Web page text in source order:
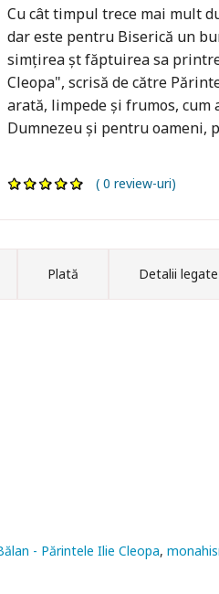
Cu cât timpul trece mai mult
dar este pentru Biserică un
simţirea şt făptuirea sa
Cleopa", scrisă de către
arată, limpede şi frumos,
Dumnezeu şi pentru oameni,
( 0 review-uri)
Plată Detalii
- Părintele Ilie Cleopa